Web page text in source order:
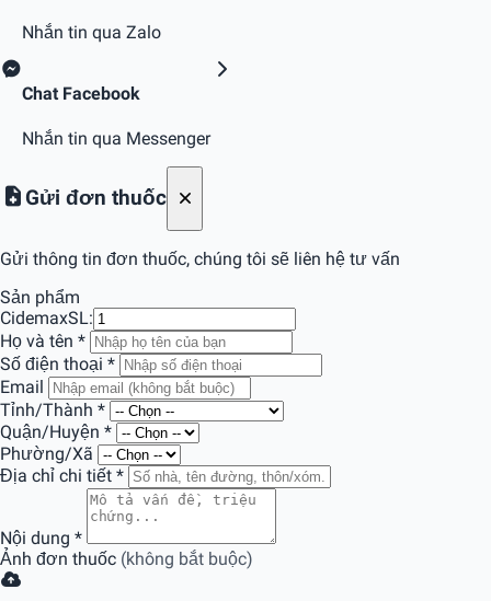
Nhắn tin qua Zalo
Chat Facebook
Nhắn tin qua Messenger
Gửi đơn thuốc
Gửi thông tin đơn thuốc, chúng tôi sẽ liên hệ tư vấn
Sản phẩm
CidemaxSL:
Họ và tên *
Số điện thoại *
Email
Tỉnh/Thành *
Quận/Huyện *
Phường/Xã
Địa chỉ chi tiết *
Nội dung *
Ảnh đơn thuốc (không bắt buộc)